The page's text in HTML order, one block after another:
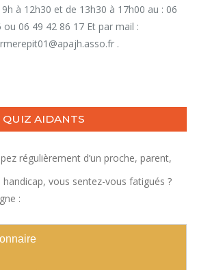
à 12h30 et de 13h30 à 17h00 au : 06
ou 06 49 42 86 17 Et par mail :
.
QUIZ AIDANTS
régulièrement d’un proche, parent,
vous sentez-vous fatigués ?
: